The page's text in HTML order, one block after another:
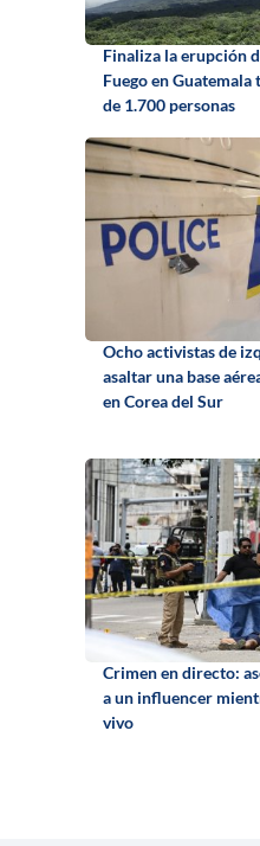
Finaliza la erupción
Fuego en Guatemala
de 1.700 personas
Ocho activistas de
asaltar una base
en Corea del Sur
Crimen en directo:
a un influencer
vivo